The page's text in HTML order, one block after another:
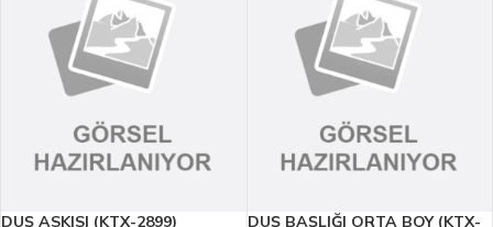
DUŞ ASKISI (KTX-2899)
DUŞ BAŞLIĞI ORTA BOY (KTX-